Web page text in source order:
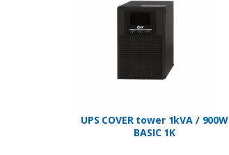
UPS COVER tower 1kVA / 900W
BASIC 1K